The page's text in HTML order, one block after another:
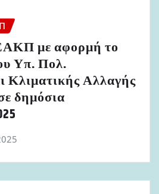
με αφορμή το
Υπ. Πολ.
Κλιματικής Αλλαγής
δημόσια